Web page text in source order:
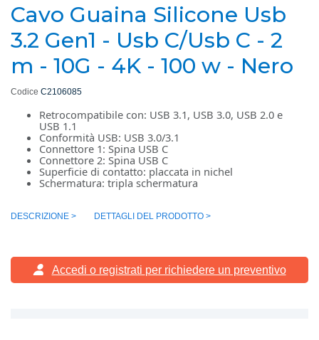
Cavo Guaina Silicone Usb
3.2 Gen1 - Usb C/Usb C - 2
m - 10G - 4K - 100 w - Nero
Codice C2106085
Retrocompatibile con: USB 3.1, USB 3.0, USB 2.0 e
USB 1.1
Conformità USB: USB 3.0/3.1
Connettore 1: Spina USB C
Connettore 2: Spina USB C
Superficie di contatto: placcata in nichel
Schermatura: tripla schermatura
DESCRIZIONE > DETTAGLI DEL PRODOTTO >
Accedi o registrati per richiedere un preventivo